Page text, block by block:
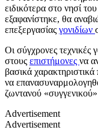
ειδικότερα στο νησί του
εξαφανίστηκε, θα
επεξεργασίας γονιδίων
Οι σύγχρονες τεχνικές
στους επιστήμονες να
βασικά
να
ζωντανού
Advertisement
Advertisement